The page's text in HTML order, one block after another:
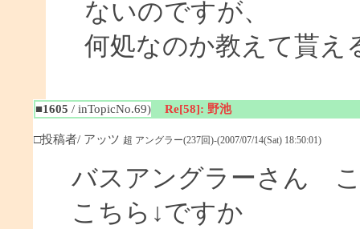
ないのですが、
何処なのか教えて貰え
■1605 / inTopicNo.69) Re[58]: 野池
□投稿者/ アッツ 超 アングラー(237回)-(2007/07/14(Sat) 18:50:01)
バスアングラーさん
こちら↓ですか